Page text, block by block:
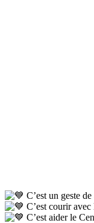
C’est un geste
C’est courir
C’est aider le